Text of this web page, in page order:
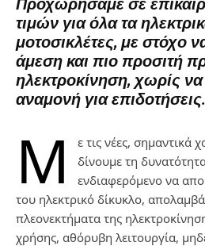
Προχωρήσαμε σε
τιμών για όλα τα
μοτοσικλέτες, με στόχο
άμεση και πιο προσιτή
ηλεκτροκίνηση, χωρίς να
αναμονή για επιδοτήσεις.
Μ
ε τις νέες, σημαντικά
δίνουμε τη
ενδιαφερόμενο να
του ηλεκτρικό δίκυκλο,
πλεονεκτήματα της
χρήσης, αθόρυβη λειτουργία,